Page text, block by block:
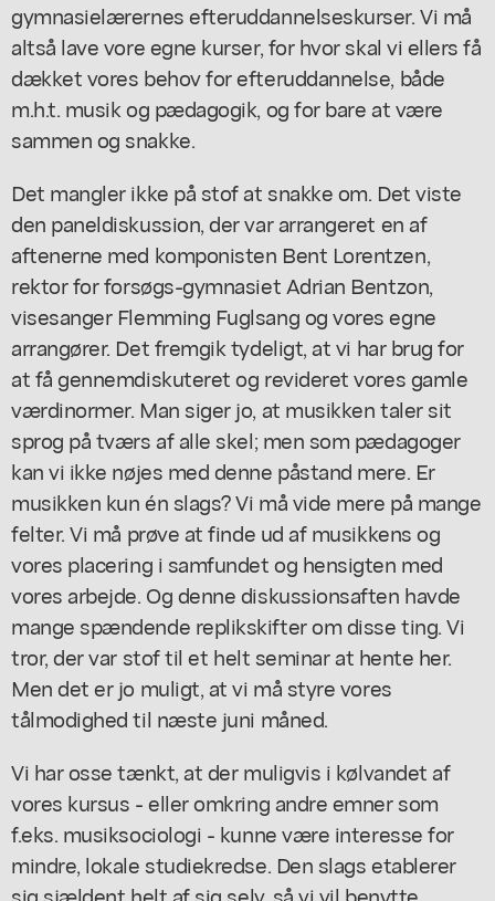
gymnasielærernes efteruddannelseskurser. Vi må
altså lave vore egne kurser, for hvor skal vi ellers få
dækket vores behov for efteruddannelse, både
m.h.t. musik og pædagogik, og for bare at være
sammen og snakke.
Det mangler ikke på stof at snakke om. Det viste
den paneldiskussion, der var arrangeret en af
aftenerne med komponisten Bent Lorentzen,
rektor for forsøgs-gymnasiet Adrian Bentzon,
visesanger Flemming Fuglsang og vores egne
arrangører. Det fremgik tydeligt, at vi har brug for
at få gennemdiskuteret og revideret vores gamle
værdinormer. Man siger jo, at musikken taler sit
sprog på tværs af alle skel; men som pædagoger
kan vi ikke nøjes med denne påstand mere. Er
musikken kun én slags? Vi må vide mere på mange
felter. Vi må prøve at finde ud af musikkens og
vores placering i samfundet og hensigten med
vores arbejde. Og denne diskussionsaften havde
mange spændende replikskifter om disse ting. Vi
tror, der var stof til et helt seminar at hente her.
Men det er jo muligt, at vi må styre vores
tålmodighed til næste juni måned.
Vi har osse tænkt, at der muligvis i kølvandet af
vores kursus - eller omkring andre emner som
f.eks. musiksociologi - kunne være interesse for
mindre, lokale studiekredse. Den slags etablerer
sig sjældent helt af sig selv, så vi vil benytte